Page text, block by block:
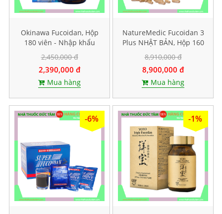
Okinawa Fucoidan, Hộp
180 viên - Nhập khẩu
chính hãng
2,450,000 đ
2,390,000 đ
Mua hàng
NatureMedic Fucoidan 3
Plus NHẬT BẢN, Hộp 160
8,910,000 đ
8,900,000 đ
Mua hàng
-6% -1%